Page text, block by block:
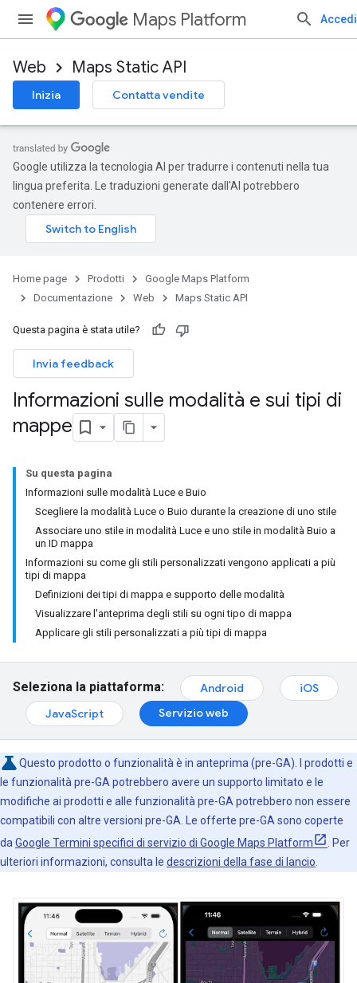
Maps Platform Accedi
Web Maps Static API
Inizia Contatta vendite
Google utilizza la tecnologia AI per tradurre i contenuti nella tua
lingua preferita. Le traduzioni generate dall'AI potrebbero
contenere errori.
Home page Prodotti
Google Maps Platform
Documentazione
Web Maps Static API
Questa pagina è stata utile?
Invia feedback
Informazioni sulle modalità e sui tipi di
mappe
Su questa pagina
Informazioni sulle modalità Luce e Buio
Scegliere la modalità Luce o Buio durante la creazione di uno stile
Associare uno stile in modalità Luce e uno stile in modalità Buio a
un ID mappa
Informazioni su come gli stili personalizzati vengono applicati a più
tipi di mappa
Definizioni dei tipi di mappa e supporto delle modalità
Visualizzare l'anteprima degli stili su ogni tipo di mappa
Applicare gli stili personalizzati a più tipi di mappa
Seleziona la piattaforma: Android
iOS
JavaScript
Servizio web
Questo prodotto o funzionalità è in anteprima (pre-GA). I prodotti e
le funzionalità pre-GA potrebbero avere un supporto limitato e le
modifiche ai prodotti e alle funzionalità pre-GA potrebbero non essere
compatibili con altre versioni pre-GA. Le offerte pre-GA sono coperte
da Google Termini specifici di servizio di Google Maps Platform
. Per
ulteriori informazioni, consulta le descrizioni della fase di lancio